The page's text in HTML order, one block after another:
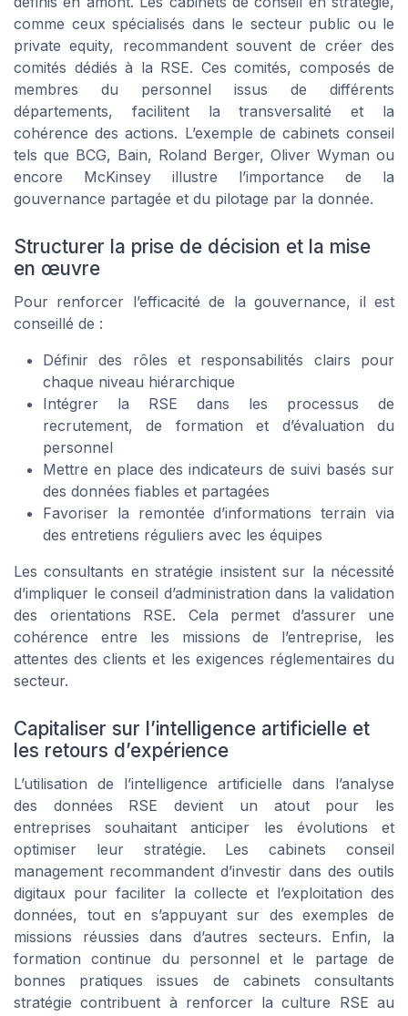
comme ceux spécialisés dans le secteur public ou le
private equity, recommandent souvent de créer des
comités dédiés à la RSE. Ces comités, composés de
membres du personnel issus de différents
départements, facilitent la transversalité et la
cohérence des actions. L’exemple de cabinets conseil
tels que BCG, Bain, Roland Berger, Oliver Wyman ou
encore McKinsey illustre l’importance de la
gouvernance partagée et du pilotage par la donnée.
Structurer la prise de décision et la mise
en œuvre
Pour renforcer l’efficacité de la gouvernance, il est
conseillé de :
Définir des rôles et responsabilités clairs pour
chaque niveau hiérarchique
Intégrer la RSE dans les processus de
recrutement, de formation et d’évaluation du
personnel
Mettre en place des indicateurs de suivi basés sur
des données fiables et partagées
Favoriser la remontée d’informations terrain via
des entretiens réguliers avec les équipes
Les consultants en stratégie insistent sur la nécessité
d’impliquer le conseil d’administration dans la validation
des orientations RSE. Cela permet d’assurer une
cohérence entre les missions de l’entreprise, les
attentes des clients et les exigences réglementaires du
secteur.
Capitaliser sur l’intelligence artificielle et
les retours d’expérience
L’utilisation de l’intelligence artificielle dans l’analyse
des données RSE devient un atout pour les
entreprises souhaitant anticiper les évolutions et
optimiser leur stratégie. Les cabinets conseil
management recommandent d’investir dans des outils
digitaux pour faciliter la collecte et l’exploitation des
données, tout en s’appuyant sur des exemples de
missions réussies dans d’autres secteurs. Enfin, la
formation continue du personnel et le partage de
bonnes pratiques issues de cabinets consultants
stratégie contribuent à renforcer la culture RSE au